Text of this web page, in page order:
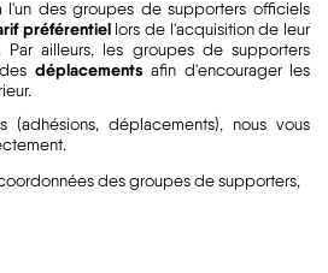
l'un des groupes de supporters officiels
préférentiel lors de l'acquisition de leur
Par ailleurs, les groupes de supporters
déplacements afin d'encourager les
(adhésions, déplacements), nous vous
des groupes de supporters,